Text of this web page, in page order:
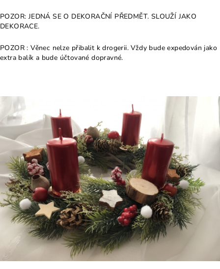
POZOR: JEDNÁ SE O DEKORAČNÍ PŘEDMĚT. SLOUŽÍ JAKO
DEKORACE.
POZOR : Věnec nelze přibalit k drogerii. Vždy bude expedován jako
extra balík a bude účtované dopravné.